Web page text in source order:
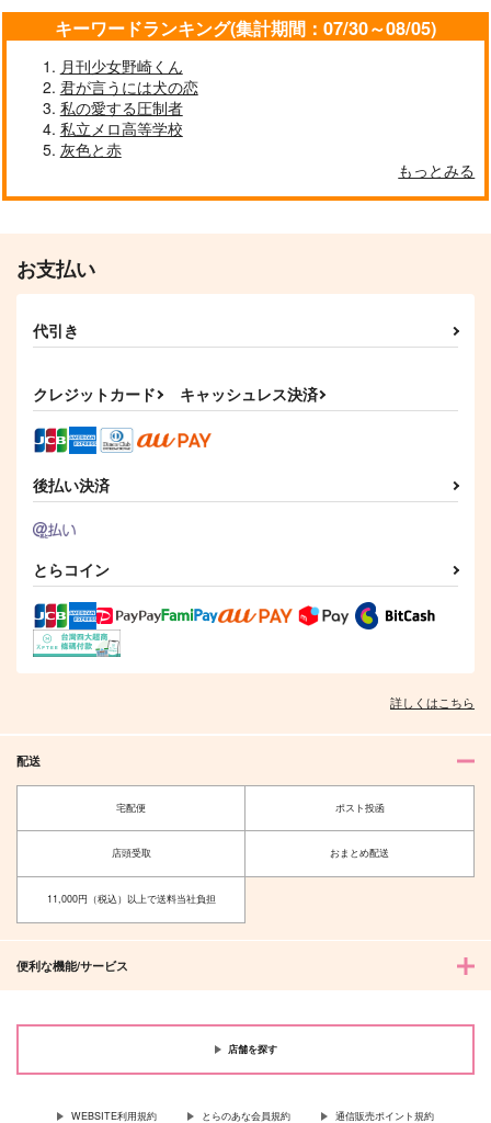
キーワードランキング(集計期間：07/30～08/05)
月刊少女野崎くん
君が言うには犬の恋
私の愛する圧制者
私立メロ高等学校
灰色と赤
もっとみる
お支払い
代引き
クレジットカード キャッシュレス決済
後払い決済
とらコイン
詳しくはこちら
配送
宅配便 ポスト投函
店頭受取 おまとめ配送
11,000円（税込）以上で送料当社負担
便利な機能/サービス
店舗を探す
WEBSITE利用規約 とらのあな会員規約 通信販売ポイント規約